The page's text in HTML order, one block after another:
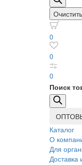
Очистить
0
0
0
Поиск
Каталог
О
Для
Доставка